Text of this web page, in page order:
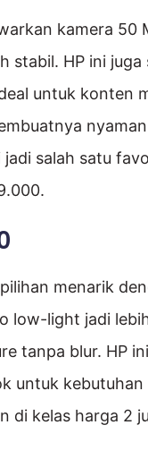
kamera 50
stabil. HP ini
untuk konten
jadi salah satu
menarik
low-light jadi
tanpa blur. HP
untuk
di kelas harga 2